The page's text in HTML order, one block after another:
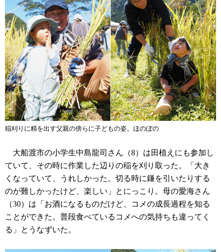
稲刈りに精を出す父親の傍らに子どもの姿。ほのぼの
大船渡市の小学生中島龍司さん（8）は田植えにも参加し
ていて、その時に作業した辺りの稲を刈り取った。「大き
くなっていて、うれしかった。切る時に鎌を引いたりする
のが難しかったけど、楽しい」とにっこり。母の愛海さん
（30）は「お酒になるものだけど、コメの成長過程を知る
ことができた。普段食べているコメへの気持ちも違ってく
る」とうなずいた。